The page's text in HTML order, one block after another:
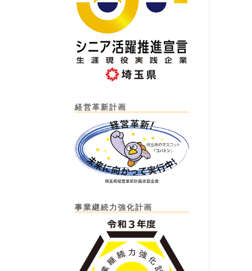
経営革新計画
事業継続力強化計画